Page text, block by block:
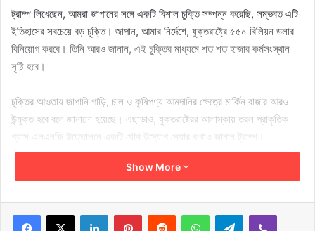
ট্রাম্প লিখেছেন, আমরা জাপানের সঙ্গে একটি বিশাল চুক্তি সম্পন্ন করেছি, সম্ভবত এটি
ইতিহাসের সবচেয়ে বড় চুক্তি। জাপান, আমার নির্দেশে, যুক্তরাষ্ট্রে ৫৫০ বিলিয়ন ডলার
বিনিয়োগ করবে। তিনি আরও জানান, এই চুক্তির মাধ্যমে শত শত হাজার কর্মসংস্থান
সৃষ্টি হবে।
চুক্তির আওতায় জাপানি গাড়ি, চাল ও কৃষিপণ্য আমদানির ক্ষেত্রে মার্কিন বাজার আরও
উন্মুক্ত হবে বলে জানানো হয়েছে। এছাড়াও, যুক্তরাষ্ট্রের আলাস্কায় তরল প্রাকৃতিক
গ্যাস এলএনজি উত্তোলনে একটি যৌথ উদ্যোগ নেয়ার কথাও জানান ট্রাম্প।
ট্রাম্প বলেন, এটি সবার জন্যই একটি চমৎকার চুক্তি। আগের চুক্তিগুলোর থেকে এটি
জাপানের প্রধানমন্ত্রী শিগেরু ইশিবা বুধবার জানান, তাঁর সরকার চুক্তির খুঁটিনাটি বিশ্লেষণ
Show More
LinkedInPinterestReddit WhatsAppTelegramViber